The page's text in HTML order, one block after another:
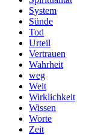
System
Sünde
Tod
Urteil
Vertrauen
Wahrheit
weg
Welt
Wirklichkeit
Wissen
Worte
Zeit